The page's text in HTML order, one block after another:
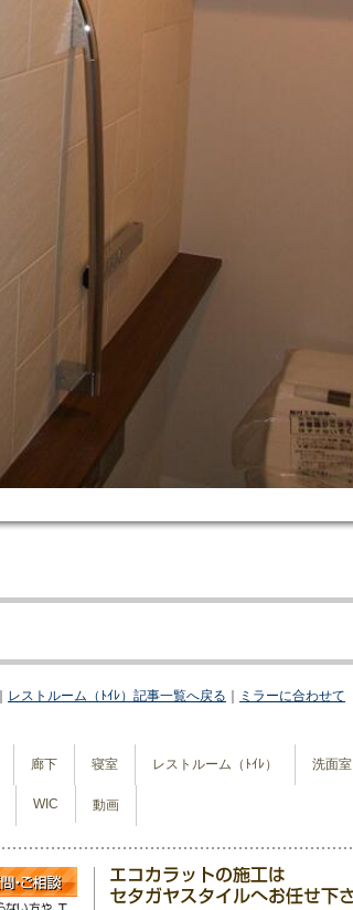
レストルーム（ﾄｲﾚ）記事一覧へ戻る ミラーに合わせて
廊下 寝室 レストルーム（ﾄｲﾚ） 洗面室
WIC 動画